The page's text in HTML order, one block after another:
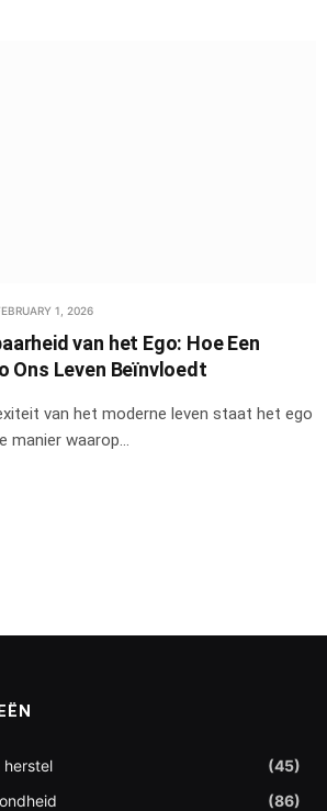
1, 2026
van het Ego: Hoe Een
Ons Leven Beïnvloedt
van het moderne leven staat het ego
manier waarop…
herstel
(45)
(86)